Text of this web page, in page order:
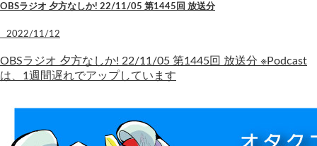
OBSラジオ 夕方なしか! 22/11/05 第1445回 放送分
2022/11/12
OBSラジオ 夕方なしか! 22/11/05 第1445回 放送分 ※Podcast
は、1週間遅れでアップしています